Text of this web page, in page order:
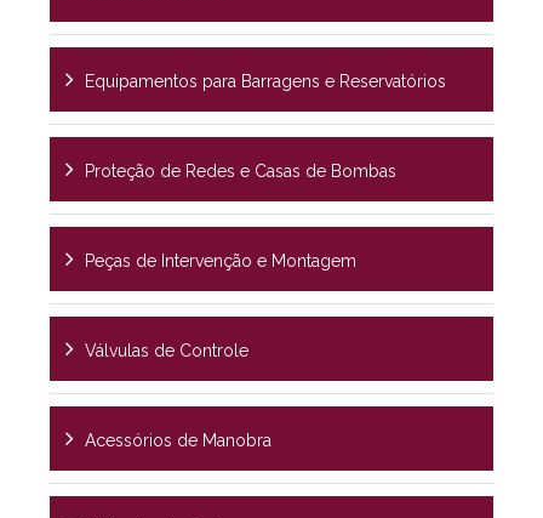
Equipamentos para Barragens e Reservatórios
Proteção de Redes e Casas de Bombas
Peças de Intervenção e Montagem
Válvulas de Controle
Acessórios de Manobra